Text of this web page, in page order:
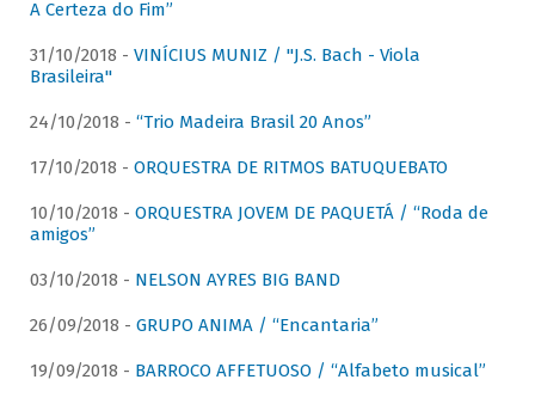
A Certeza do Fim”
31/10/2018 - VINÍCIUS MUNIZ / "J.S. Bach - Viola
Brasileira"
24/10/2018 - “Trio Madeira Brasil 20 Anos”
17/10/2018 - ORQUESTRA DE RITMOS BATUQUEBATO
10/10/2018 - ORQUESTRA JOVEM DE PAQUETÁ / “Roda de
amigos”
03/10/2018 - NELSON AYRES BIG BAND
26/09/2018 - GRUPO ANIMA / “Encantaria”
19/09/2018 - BARROCO AFFETUOSO / “Alfabeto musical”